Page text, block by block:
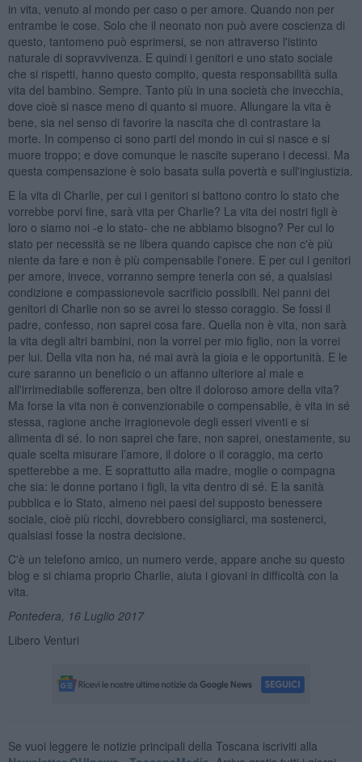
in vita, venuto al mondo per caso o per amore. Quando non per
entrambe le cose. Solo che il neonato non può avere coscienza di
questo, tantomeno può esprimersi, se non attraverso l'istinto
naturale di sopravvivenza. E quindi i genitori e uno stato sociale
che si rispetti, hanno questo compito, questa responsabilità sulla
vita del bambino. Sempre. Tanto più in una società che invecchia,
dove cioè si nasce meno di quanto si muore. Allungare la vita è
bene, sia nel senso di favorire la nascita che di contrastare la
morte. In compenso ci sono parti del mondo in cui si nasce e si
muore troppo; e dove comunque le nascite superano i decessi. Ma
questa compensazione è solo basata sulla povertà e sull'ingiustizia.
E la vita di Charlie, per cui i genitori si battono contro lo stato che
vorrebbe porvi fine, sarà vita per Charlie? La vita dei nostri figli è
loro o siamo noi -e lo stato- che ne abbiamo bisogno? Per cui lo
stato per necessità se ne libera quando capisce che non c'è più
niente da fare e non è più compensabile l'onere. E per cui i genitori
per amore, invece, vorranno sempre tenerla con sé, a qualsiasi
condizione e compassionevole sacrificio possibili. Nei panni dei
genitori di Charlie non so se avrei lo stesso coraggio. Se fossi il
padre, confesso, non saprei cosa fare. Quella non è vita, non sarà
la vita degli altri bambini, non la vorrei per mio figlio, non la vorrei
per lui. Della vita non ha, né mai avrà la gioia e le opportunità. E le
cure saranno un beneficio o un affanno ulteriore al male e
all'irrimediabile sofferenza, ben oltre il doloroso amore della vita?
Ma forse la vita non è convenzionabile o compensabile, è vita in sé
stessa, ragione anche irragionevole degli esseri viventi e si
alimenta di sé. Io non saprei che fare, non saprei, onestamente, su
quale scelta misurare l’amore, il dolore o il coraggio, ma certo
spetterebbe a me. E soprattutto alla madre, moglie o compagna
che sia: le donne portano i figli, la vita dentro di sé. E la sanità
pubblica e lo Stato, almeno nei paesi del supposto benessere
sociale, cioè più ricchi, dovrebbero consigliarci, ma sostenerci,
qualsiasi fosse la nostra decisione.
C'è un telefono amico, un numero verde, appare anche su questo
blog e si chiama proprio Charlie, aiuta i giovani in difficoltà con la
vita.
Pontedera, 16 Luglio 2017
Libero Venturi
Se vuoi leggere le notizie principali della Toscana iscriviti alla